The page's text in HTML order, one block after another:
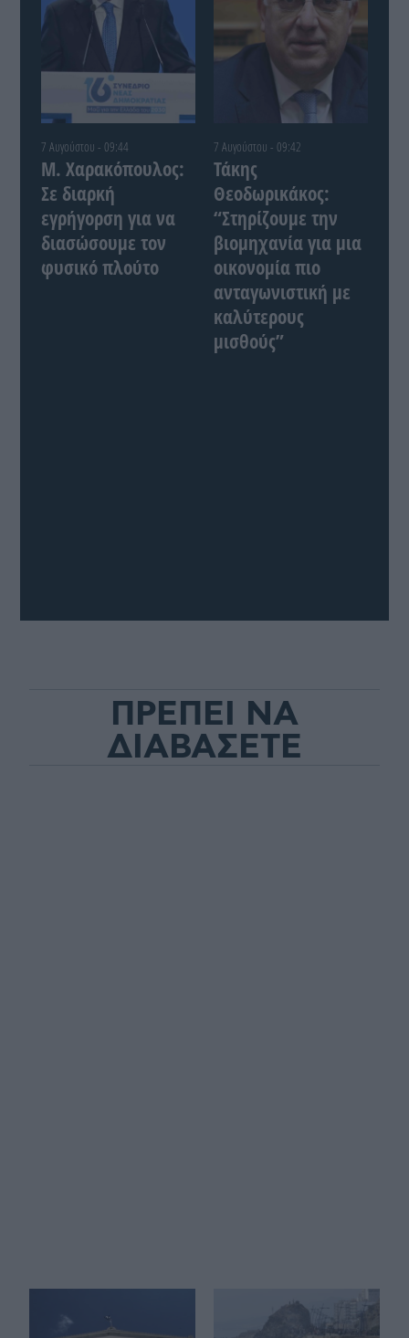
7 Αυγούστου - 09:44
Μ. Χαρακόπουλος:
Σε διαρκή
εγρήγορση για να
διασώσουμε τον
φυσικό πλούτο
7 Αυγούστου - 09:42
Τάκης
Θεοδωρικάκος:
“Στηρίζουμε την
βιομηχανία για μια
οικονομία πιο
ανταγωνιστική με
καλύτερους
μισθούς”
ΠΡΕΠΕΙ ΝΑ
ΔΙΑΒΑΣΕΤΕ